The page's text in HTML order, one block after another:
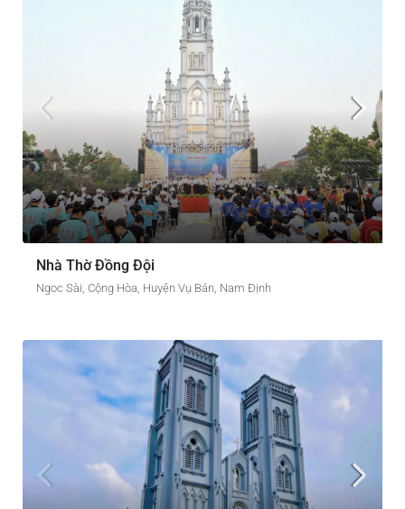
Nhà Thờ Đồng Đội
Ngoc Sài, Cộng Hòa, Huyện Vụ Bản, Nam Định